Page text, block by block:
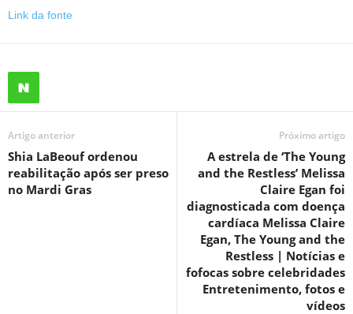
Link da fonte
Artigo anterior
Shia LaBeouf ordenou
reabilitação após ser preso
no Mardi Gras
Próximo artigo
A estrela de ‘The Young
and the Restless’ Melissa
Claire Egan foi
diagnosticada com doença
cardíaca Melissa Claire
Egan, The Young and the
Restless | Notícias e
fofocas sobre celebridades
Entretenimento, fotos e
vídeos